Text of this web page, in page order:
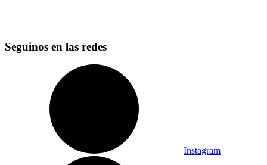
Seguinos en las redes
Instagram